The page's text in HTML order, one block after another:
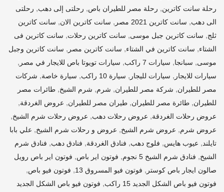
رحلة سانت كاترين, رحلة مصر للطيران باص, رحلتى إلى دهب, رحلتى
الى دهب, سانت كاترين 2021 مصر , سانت كاترين الان, سانت كاترين
ثلج, سانت كاترين جبل موسى, سانت كاترين رحلات, سانت كاترين فى
الشتاء, سانت كاترين في الشتاء, سانت كاترين مصر , سانت كاترين وجبل
موسى, سبانجا, سيارات 7 راكب , سيارات تويوتا باص للايجار في مصر ,
سيارات للايجار , سيارات لليجار , سيارة 10 راكب , سيارة خاصة, شركات
مصر للطيران, شركة مصر للطيران, شرم, شرم الشيخ, طائرات مصر
للطيران, طائرة مصر للطيران, طيران مصر للطيران, عروض الغردقة,
عروض رحلات الغردقة, عروض رحلات دهب, عروض رحلات شرم الشيخ,
عروض شرم, عروض شرم الشيخ, عروض و رحلات شرم الشيخ, علي بابا
تايلند, عيوب هايس, فلوج دهب, فنادق الغردقة, فنادق دهب, فنادق شرم
الشيخ, فنادق شرم الشيخ 5 نجوم , فوتون اير باص, فوتون اير باص رويل
صالون ايجار باص كوستر , فوتون فيو المسروق 13 , فوتون فيو باص,
فوتون فيو باص الشكل الجديد 15 راكب , فوتون فيو باص الشكل الجديد